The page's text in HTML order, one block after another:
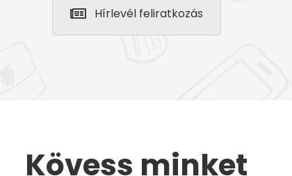
Hírlevél feliratkozás
Kövess minket